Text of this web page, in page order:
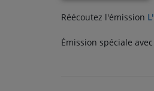
Réécoutez l'émission
Émission spéciale